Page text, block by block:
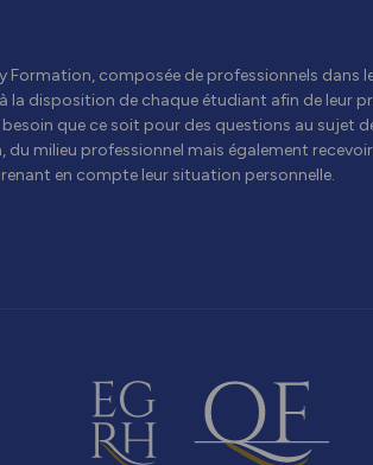
Formation, composée de professionnels dans
la disposition de chaque étudiant afin de leur
que ce soit pour des questions au sujet
du milieu professionnel mais également
en compte leur situation personnelle.